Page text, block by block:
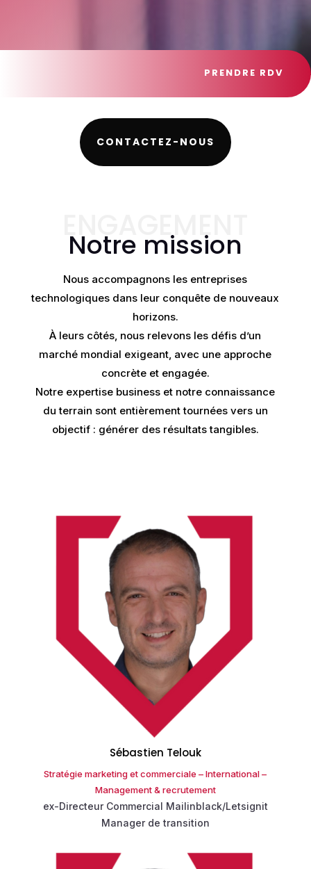
PRENDRE RDV
CONTACTEZ-NOUS
ENGAGEMENT
Notre mission
Nous accompagnons les entreprises
technologiques dans leur conquête de nouveaux
horizons.
À leurs côtés, nous relevons les défis d’un
marché mondial exigeant, avec une approche
concrète et engagée.
Notre expertise business et notre connaissance
du terrain sont entièrement tournées vers un
objectif : générer des résultats tangibles.​
Sébastien Telouk
Stratégie marketing et commerciale – International –
Management & recrutement
ex-Directeur Commercial Mailinblack/Letsignit
Manager de transition